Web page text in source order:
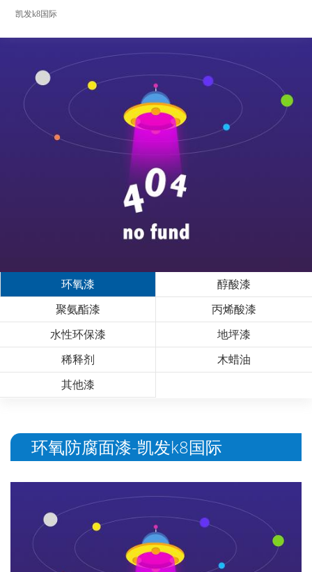
凯发k8国际
环氧漆 醇酸漆
聚氨酯漆 丙烯酸漆
水性环保漆 地坪漆
稀释剂 木蜡油
其他漆
环氧防腐面漆-凯发k8国际